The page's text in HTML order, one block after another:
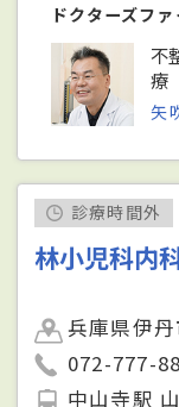
ドクターズフ
不
療
矢
診療時間外
林小児科内
兵庫県伊
072-777-
中山寺駅